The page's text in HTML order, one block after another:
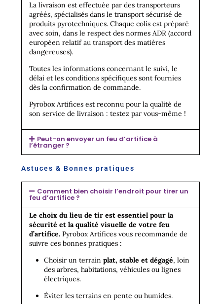
La livraison est effectuée par des transporteurs
agréés, spécialisés dans le transport sécurisé de
produits pyrotechniques. Chaque colis est préparé
avec soin, dans le respect des normes ADR (accord
européen relatif au transport des matières
dangereuses).
Toutes les informations concernant le suivi, le
délai et les conditions spécifiques sont fournies
dès la confirmation de commande.
Pyrobox Artifices est reconnu pour la qualité de
son service de livraison : testez par vous-même !
Peut-on envoyer un feu d’artifice à
l’étranger ?
Astuces & Bonnes pratiques
Comment bien choisir l’endroit pour tirer un
feu d’artifice ?
Le choix du lieu de tir est essentiel pour la
sécurité et la qualité visuelle de votre feu
d’artifice. Pyrobox Artifices vous recommande de
suivre ces bonnes pratiques :
Choisir un terrain plat, stable et dégagé, loin
des arbres, habitations, véhicules ou lignes
électriques.
Éviter les terrains en pente ou humides.